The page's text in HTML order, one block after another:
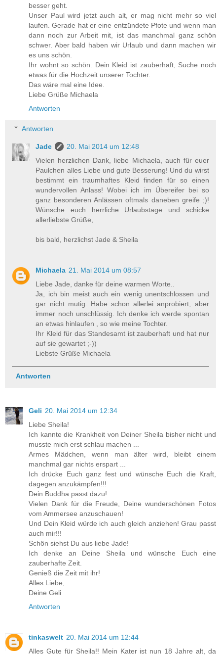
besser geht.
Unser Paul wird jetzt auch alt, er mag nicht mehr so viel
laufen. Gerade hat er eine entzündete Pfote und wenn man
dann noch zur Arbeit mit, ist das manchmal ganz schön
schwer. Aber bald haben wir Urlaub und dann machen wir
es uns schön.
Ihr wohnt so schön. Dein Kleid ist zauberhaft, Suche noch
etwas für die Hochzeit unserer Tochter.
Das wäre mal eine Idee.
Liebe Grüße Michaela
Antworten
Antworten
Jade
20. Mai 2014 um 12:48
Vielen herzlichen Dank, liebe Michaela, auch für euer
Paulchen alles Liebe und gute Besserung! Und du wirst
bestimmt ein traumhaftes Kleid finden für so einen
wundervollen Anlass! Wobei ich im Übereifer bei so
ganz besonderen Anlässen oftmals daneben greife ;)!
Wünsche euch herrliche Urlaubstage und schicke
allerliebste Grüße,
bis bald, herzlichst Jade & Sheila
Michaela 21. Mai 2014 um 08:57
Liebe Jade, danke für deine warmen Worte..
Ja, ich bin meist auch ein wenig unentschlossen und
gar nicht mutig. Habe schon allerlei anprobiert, aber
immer noch unschlüssig. Ich denke ich werde spontan
an etwas hinlaufen , so wie meine Tochter.
Ihr Kleid für das Standesamt ist zauberhaft und hat nur
auf sie gewartet ;-))
Liebste Grüße Michaela
Antworten
Geli 20. Mai 2014 um 12:34
Liebe Sheila!
Ich kannte die Krankheit von Deiner Sheila bisher nicht und
musste mich erst schlau machen ...
Armes Mädchen, wenn man älter wird, bleibt einem
manchmal gar nichts erspart ...
Ich drücke Euch ganz fest und wünsche Euch die Kraft,
dagegen anzukämpfen!!!
Dein Buddha passt dazu!
Vielen Dank für die Freude, Deine wunderschönen Fotos
vom Ammersee anzuschauen!
Und Dein Kleid würde ich auch gleich anziehen! Grau passt
auch mir!!!
Schön siehst Du aus liebe Jade!
Ich denke an Deine Sheila und wünsche Euch eine
zauberhafte Zeit.
Genieß die Zeit mit ihr!
Alles Liebe,
Deine Geli
Antworten
tinkaswelt 20. Mai 2014 um 12:44
Alles Gute für Sheila!! Mein Kater ist nun 18 Jahre alt, da